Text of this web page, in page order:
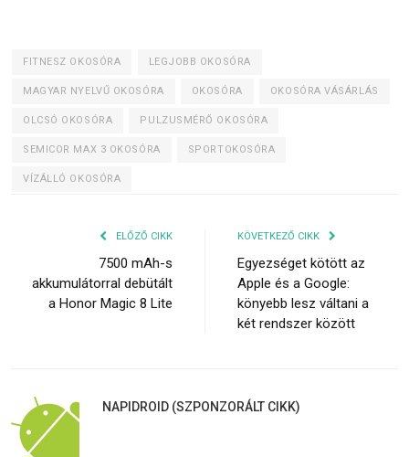
FITNESZ OKOSÓRA LEGJOBB OKOSÓRA
MAGYAR NYELVŰ OKOSÓRA OKOSÓRA OKOSÓRA VÁSÁRLÁS
OLCSÓ OKOSÓRA PULZUSMÉRŐ OKOSÓRA
SEMICOR MAX 3 OKOSÓRA SPORTOKOSÓRA
VÍZÁLLÓ OKOSÓRA
ELŐZŐ CIKK
7500 mAh-s
akkumulátorral debütált
a Honor Magic 8 Lite
KÖVETKEZŐ CIKK
Egyezséget kötött az
Apple és a Google:
könyebb lesz váltani a
két rendszer között
NAPIDROID (SZPONZORÁLT CIKK)